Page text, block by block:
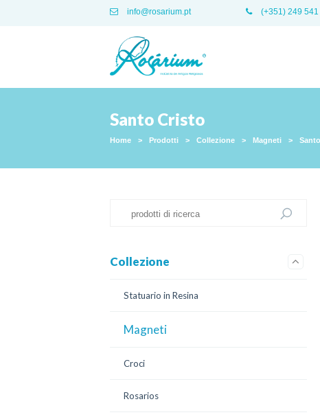
info@rosarium.pt (+351) 249
Santo Cristo
Home > Prodotti > Collezione > Magneti >
Collezione
Statuario in Resina
Magneti
Croci
Rosarios